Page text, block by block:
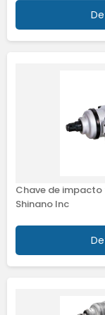
Chave de impacto
Shinano Inc